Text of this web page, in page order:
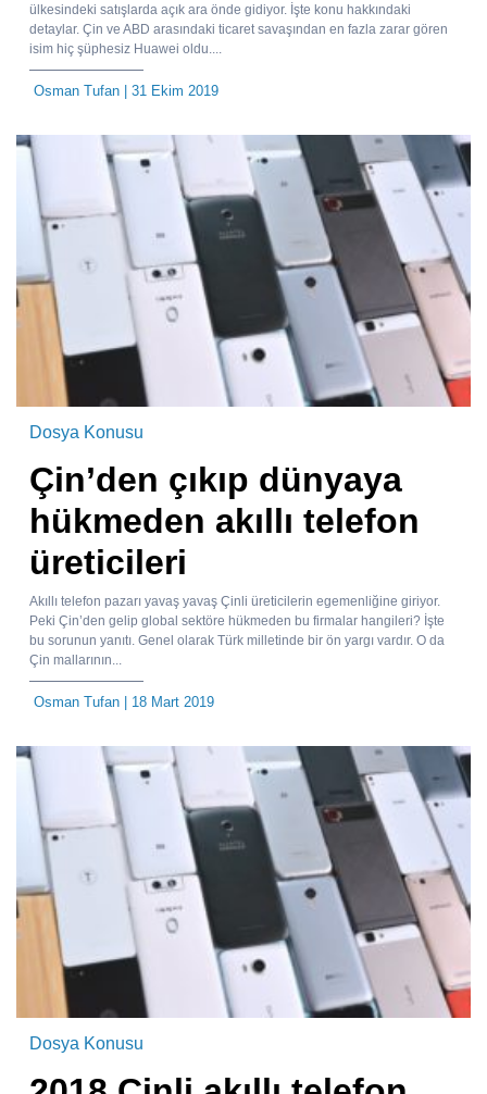
ülkesindeki satışlarda açık ara önde gidiyor. İşte konu hakkındaki
detaylar. Çin ve ABD arasındaki ticaret savaşından en fazla zarar gören
isim hiç şüphesiz Huawei oldu....
Osman Tufan | 31 Ekim 2019
Dosya Konusu
Çin’den çıkıp dünyaya
hükmeden akıllı telefon
üreticileri
Akıllı telefon pazarı yavaş yavaş Çinli üreticilerin egemenliğine giriyor.
Peki Çin’den gelip global sektöre hükmeden bu firmalar hangileri? İşte
bu sorunun yanıtı. Genel olarak Türk milletinde bir ön yargı vardır. O da
Çin mallarının...
Osman Tufan | 18 Mart 2019
Dosya Konusu